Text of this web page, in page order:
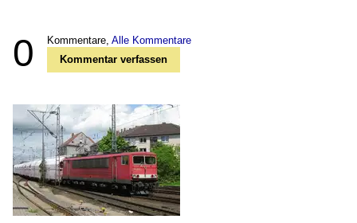
0 Kommentare, Alle Kommentare
Kommentar verfassen